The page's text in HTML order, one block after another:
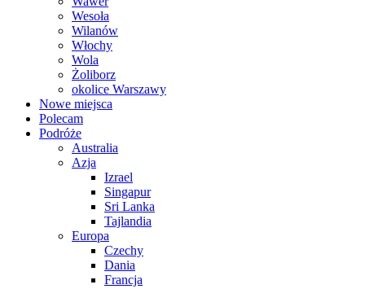
Wesoła
Wilanów
Włochy
Wola
Żoliborz
okolice Warszawy
Nowe miejsca
Polecam
Podróże
Australia
Azja
Izrael
Singapur
Sri Lanka
Tajlandia
Europa
Czechy
Dania
Francja